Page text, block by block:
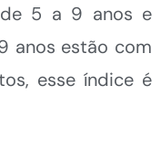
de 5 a 9 anos e
anos estão com
esse índice é